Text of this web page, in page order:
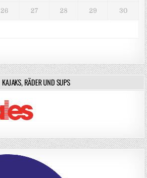
26 27 28 29 30
KAJAKS, RÄDER UND SUPS